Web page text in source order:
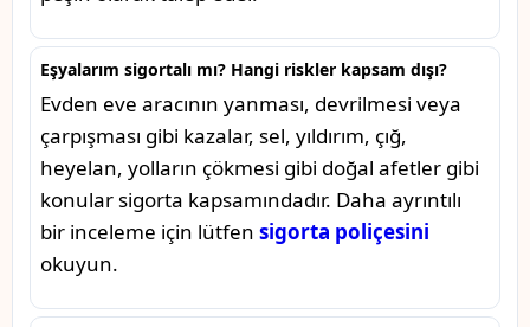
Eşyalarım sigortalı mı? Hangi riskler kapsam dışı?
Evden eve aracının yanması, devrilmesi veya
çarpışması gibi kazalar, sel, yıldırım, çığ,
heyelan, yolların çökmesi gibi doğal afetler gibi
konular sigorta kapsamındadır. Daha ayrıntılı
bir inceleme için lütfen sigorta poliçesini
okuyun.